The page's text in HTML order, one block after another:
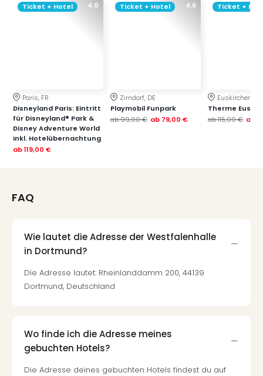
4.0
Ticket + Hotel
Paris, FR
Disneyland Paris: Eintritt
für Disneyland® Park &
Disney Adventure World
inkl. Hotelübernachtung
ab119,00 €
4.6
Ticket + Hotel
Zirndorf, DE
Playmobil Funpark
ab99,00 € ab 79,00 €
Ticket +
Euskirchen, DE
Therme
ab115,00 € ab
FAQ
Wie lautet die Adresse der Westfalenhalle
in Dortmund?
Die Adresse lautet: Rheinlanddamm 200, 44139
Dortmund, Deutschland
Wo finde ich die Adresse meines
gebuchten Hotels?
Die Adresse deines gebuchten Hotels findest du auf